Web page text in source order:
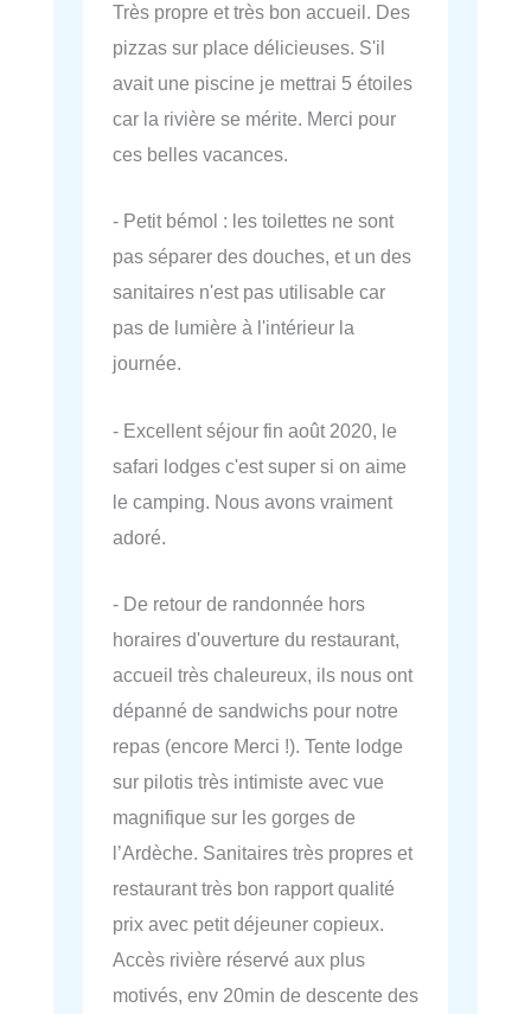
Très propre et très bon accueil. Des
pizzas sur place délicieuses. S'il
avait une piscine je mettrai 5 étoiles
car la rivière se mérite. Merci pour
ces belles vacances.
- Petit bémol : les toilettes ne sont
pas séparer des douches, et un des
sanitaires n'est pas utilisable car
pas de lumière à l'intérieur la
journée.
- Excellent séjour fin août 2020, le
safari lodges c'est super si on aime
le camping. Nous avons vraiment
adoré.
- De retour de randonnée hors
horaires d'ouverture du restaurant,
accueil très chaleureux, ils nous ont
dépanné de sandwichs pour notre
repas (encore Merci !). Tente lodge
sur pilotis très intimiste avec vue
magnifique sur les gorges de
l’Ardèche. Sanitaires très propres et
restaurant très bon rapport qualité
prix avec petit déjeuner copieux.
Accès rivière réservé aux plus
motivés, env 20min de descente des